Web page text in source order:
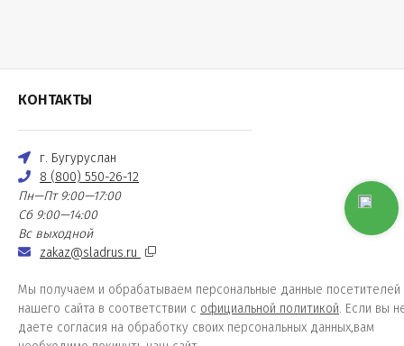
КОНТАКТЫ
г. Бугуруслан
8 (800) 550-26-12
Пн—Пт 9:00—17:00
Сб 9:00—14:00
Вс выходной
zakaz@sladrus.ru
Мы получаем и обрабатываем персональные данные посетителей
нашего сайта в соответствии с официальной политикой. Если вы
даете согласия на обработку своих персональных данных,вам